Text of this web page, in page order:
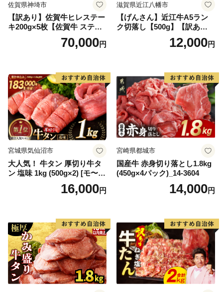
佐賀県神埼市
【訳あり】佐賀牛ヒレステー
キ200g×5枚【佐賀牛 ステー
キ ブランド肉 ヒレ肉 フィレ
肉 ジューシー ヘルシー】(H0
70,000円
滋賀県近江八幡市
【げんさん】近江牛A5ラン
ク切落し【500g】【訳あり】
12,000円
宮城県気仙沼市
大人気！ 牛タン 厚切り牛タ
ン 塩味 1kg (500g×2) [モ〜ラ
ンド 宮城県 気仙沼市 205646
60] 肉 牛肉 精肉 牛たん 牛タ
厚切り タン
16,000円
宮崎県都城市
国産牛 赤身切り落とし1.8kg
(450g×4パック)_14-3604
14,000円